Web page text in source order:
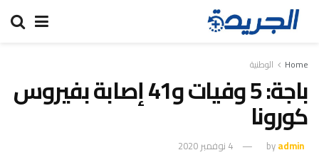
Home الوطنية
باجة: 5 وفيات و41 إصابة بفيروس
كورونا
byadmin 4 نوفمبر 2020